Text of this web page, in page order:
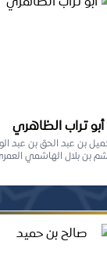
أبو تراب الظاهري
بن عبد الحق بن عبد
بن بلال الهاشمي